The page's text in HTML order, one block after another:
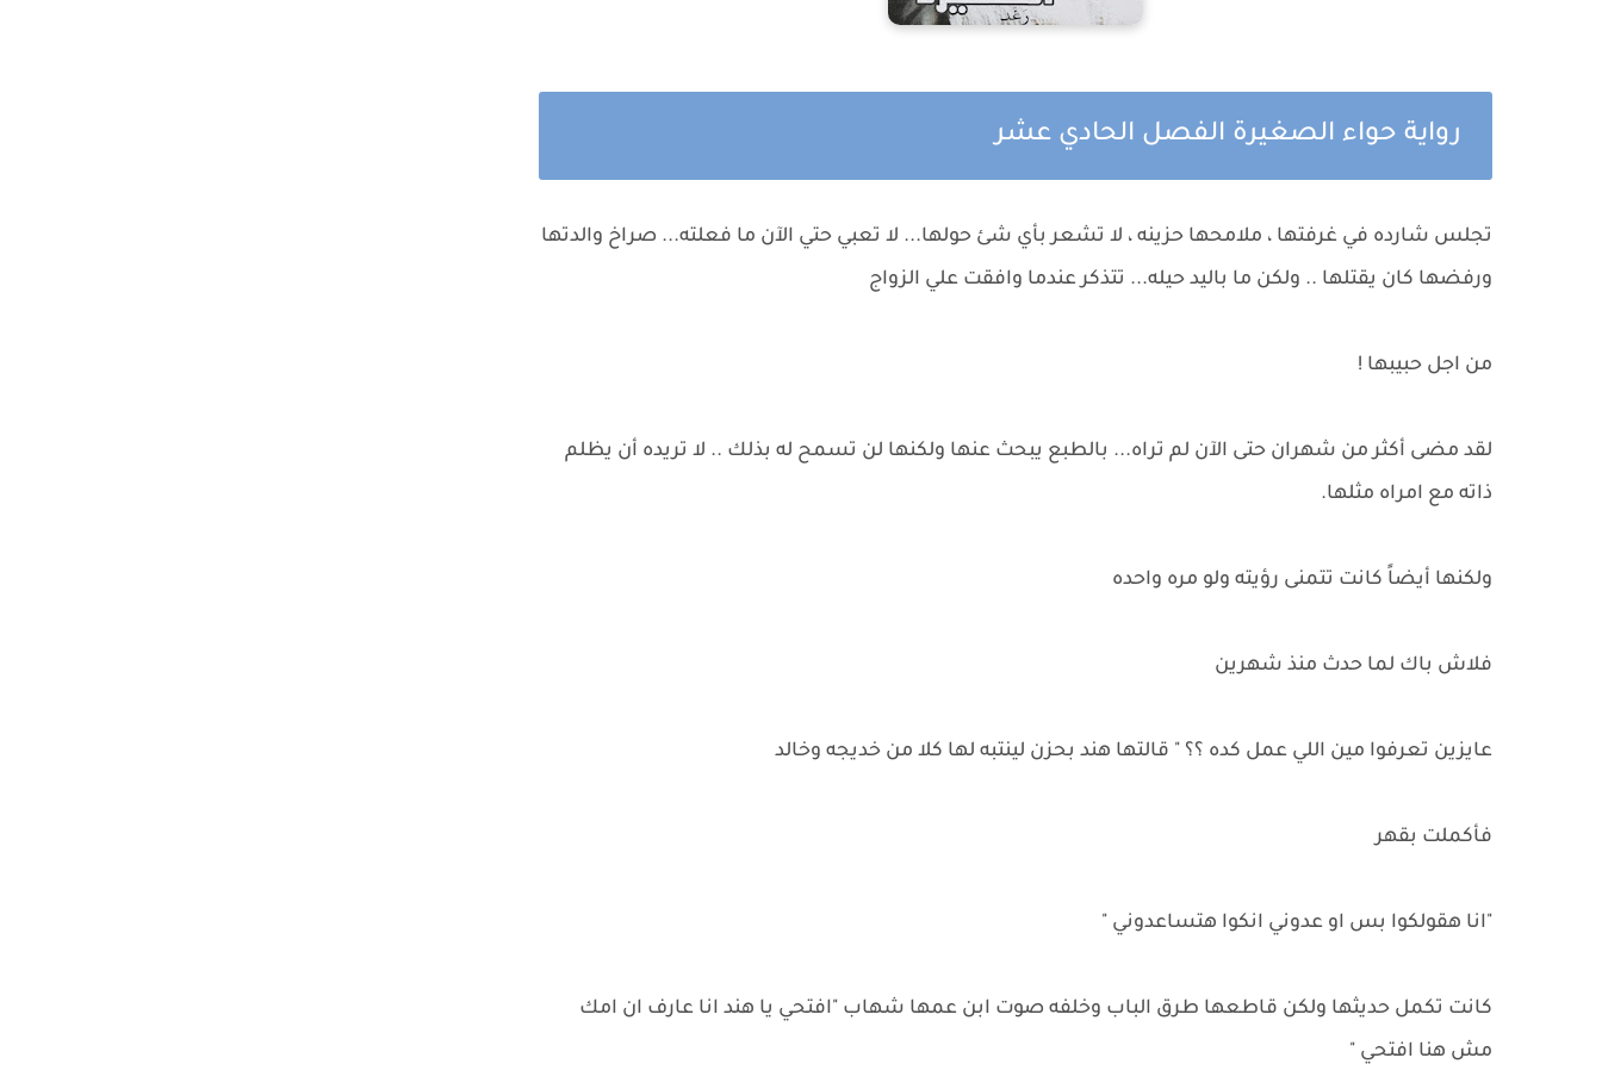
رواية حواء الصغيرة الفصل الحادي عشر
تجلس شارده في غرفتها ، ملامحها حزينه ، لا تشعر بأي شئ حولها... لا تعبي حتي الآن ما فعلته... صراخ والدتها
ورفضها كان يقتلها .. ولكن ما باليد حيله... تتذكر عندما وافقت علي الزواج
من اجل حبيبها !
لقد مضى أكثر من شهران حتى الآن لم تراه... بالطبع يبحث عنها ولكنها لن تسمح له بذلك .. لا تريده أن يظلم
ذاته مع امراه مثلها.
ولكنها أيضاً كانت تتمنى رؤيته ولو مره واحده
فلاش باك لما حدث منذ شهرين
عايزين تعرفوا مين اللي عمل كده ؟؟ " قالتها هند بحزن لينتبه لها كلا من خديجه وخالد
فأكملت بقهر
"انا هقولكوا بس او عدوني انكوا هتساعدوني "
كانت تكمل حديثها ولكن قاطعها طرق الباب وخلفه صوت ابن عمها شهاب "افتحي يا هند انا عارف ان امك
مش هنا افتحي "